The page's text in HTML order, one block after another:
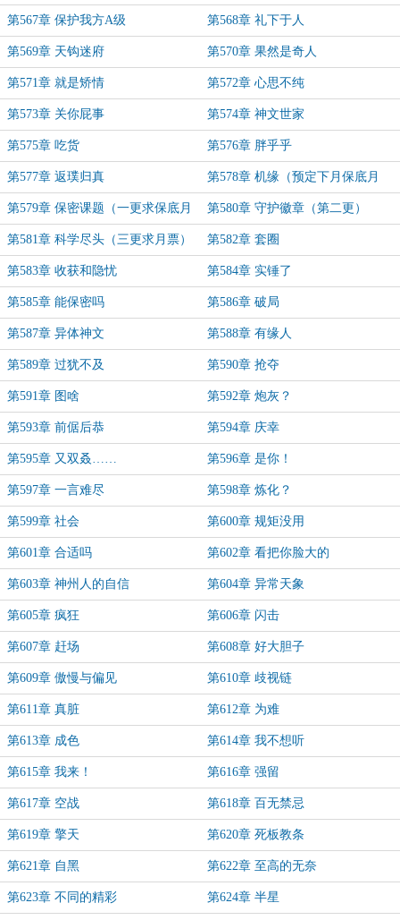
第567章 保护我方A级 第568章 礼下于人
第569章 天钩迷府 第570章 果然是奇人
第571章 就是矫情 第572章 心思不纯
第573章 关你屁事 第574章 神文世家
第575章 吃货 第576章 胖乎乎
第577章 返璞归真 第578章 机缘（预定下月保底月
票）
第579章 保密课题（一更求保底月
票）
第580章 守护徽章（第二更）
第581章 科学尽头（三更求月票） 第582章 套圈
第583章 收获和隐忧 第584章 实锤了
第585章 能保密吗 第586章 破局
第587章 异体神文 第588章 有缘人
第589章 过犹不及 第590章 抢夺
第591章 图啥 第592章 炮灰？
第593章 前倨后恭 第594章 庆幸
第595章 又双叒…… 第596章 是你！
第597章 一言难尽 第598章 炼化？
第599章 社会 第600章 规矩没用
第601章 合适吗 第602章 看把你脸大的
第603章 神州人的自信 第604章 异常天象
第605章 疯狂 第606章 闪击
第607章 赶场 第608章 好大胆子
第609章 傲慢与偏见 第610章 歧视链
第611章 真脏 第612章 为难
第613章 成色 第614章 我不想听
第615章 我来！ 第616章 强留
第617章 空战 第618章 百无禁忌
第619章 擎天 第620章 死板教条
第621章 自黑 第622章 至高的无奈
第623章 不同的精彩 第624章 半星